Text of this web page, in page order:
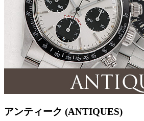
アンティーク (ANTIQUES)